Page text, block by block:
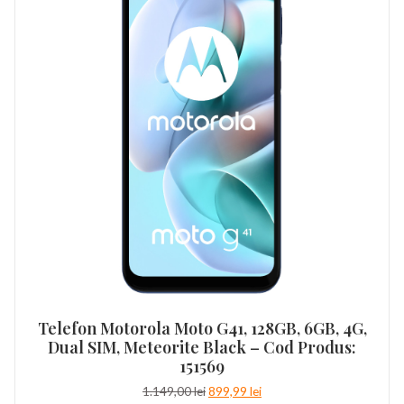
Telefon Motorola Moto G41, 128GB, 6GB, 4G,
Dual SIM, Meteorite Black – Cod Produs:
151569
1.149,00leiPrețul
899,99 leiPrețul